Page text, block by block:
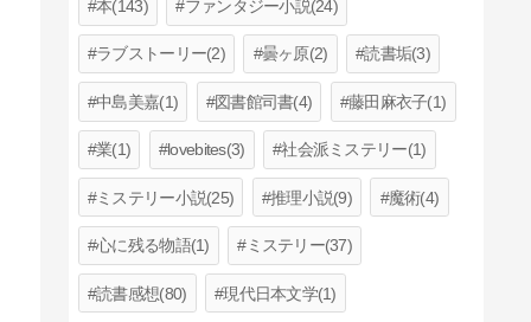
本(143) ファンタジー小説(24)
ラブストーリー(2) 曇ヶ原(2) 読書垢(3)
中島美嘉(1) 図書館司書(4) 藤田麻衣子(1)
業(1) lovebites(3) 社会派ミステリー(1)
ミステリー小説(25) 推理小説(9) 魔術(4)
心に残る物語(1) ミステリー(37)
読書感想(80) 現代日本文学(1)